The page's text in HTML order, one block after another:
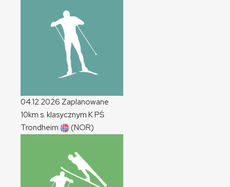
04.12.2026 Zaplanowane
10km s. klasycznym KPŚ
Trondheim
(NOR)